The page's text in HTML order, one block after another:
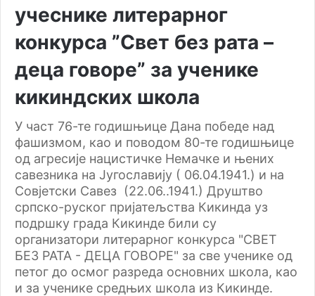
учеснике литерарног
конкурса ”Свет без рата –
деца говоре” за ученике
кикиндских школа
У част 76-те годишњице Дана победе над
фашизмом, као и поводом 80-те годишњице
од агресије нацистичке Немачке и њених
савезника на Југославију ( 06.04.1941.) и на
Совјетски Савез (22.06..1941.) Друштво
српско-руског пријатељства Кикинда уз
подршку града Кикинде били су
организатори литерарног конкурса "СВЕТ
БЕЗ РАТА - ДЕЦА ГОВОРЕ" за све ученике од
петог до осмог разреда основних школа, као
и за ученике средњих школа из Кикинде.